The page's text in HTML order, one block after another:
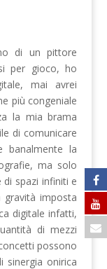
di un pittore
per gioco, ho
mai avrei
più congeniale
la mia brama
di comunicare
banalmente la
ma solo
di spazi infiniti e
gravità imposta
digitale infatti,
di mezzi
possono
sinergia onirica